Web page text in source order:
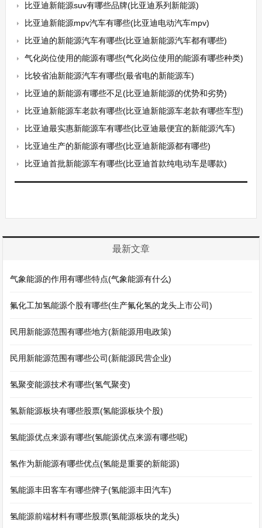
比亚迪新能源suv有哪些品牌(比亚迪系列新能源)
比亚迪新能源mpv汽车有哪些(比亚迪电动汽车mpv)
比亚迪的新能源汽车有哪些(比亚迪新能源汽车都有哪些)
气化岗位使用的能源有哪些(气化岗位使用的能源有哪些种类)
比较省油新能源汽车有哪些(最省电的新能源车)
比亚迪的新能源有哪些不足(比亚迪新能源的优势和劣势)
比亚迪新能源车老款有哪些(比亚迪新能源车老款有哪些车型)
比亚迪最实惠新能源车有哪些(比亚迪最便宜的新能源汽车)
比亚迪生产的新能源有哪些(比亚迪新能源都有哪些)
比亚迪首批新能源车有哪些(比亚迪首款纯电动车是哪款)
最新文章
气象能源的作用有哪些特点(气象能源有什么)
氟化工加氢能源个股有哪些(生产氟化氢的龙头上市公司)
民用新能源范围有哪些地方(新能源用电政策)
民用新能源范围有哪些公司(新能源民营企业)
氢聚变能源技术有哪些(氢气聚变)
氢新能源板块有哪些股票(氢能源板块个股)
氢能源优点来源有哪些(氢能源优点来源有哪些呢)
氢作为新能源有哪些优点(氢能是重要的新能源)
氢能源丰田客车有哪些牌子(氢能源丰田汽车)
氢能源前端材料有哪些股票(氢能源板块的龙头)